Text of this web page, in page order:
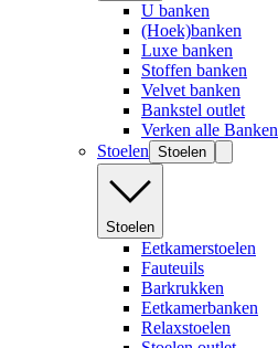
U banken
(Hoek)banken
Luxe banken
Stoffen banken
Velvet banken
Bankstel outlet
Verken alle Banken
Stoelen Stoelen
Stoelen
Eetkamerstoelen
Fauteuils
Barkrukken
Eetkamerbanken
Relaxstoelen